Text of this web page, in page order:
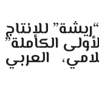
للإنتاج
الكاملة”
العربي